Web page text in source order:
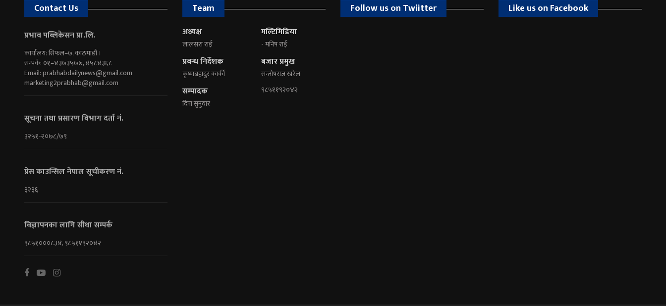
Contact Us
प्रभाव पब्लिकेसन प्रा.लि.
कार्यालय: सिफल–७, काठमाडौं ।
सम्पर्क: ०१–४३७३५७७, ४५८४३६८
Email:prabhabdailynews@gmail.com
marketing2prabhab@gmail.com
सूचना तथा प्रसारण विभाग दर्ता नं.
३२५१-२०७८/७९
प्रेस काउन्सिल नेपाल सूचीकरण नं.
३२३६
विज्ञापनका लागि सीधा सम्पर्क
९८५१०००८३४, ९८५११९२०४२
Team
अध्यक्ष
लालसरा राई
प्रबन्ध निर्देशक
कृष्णबहादुर कार्की
सम्पादक
दिपा सुनुवार
मल्टिमिडिया
- मनिष राई
बजार प्रमुख
सन्तोषराज खरेल
९८५११९२०४२
Follow us on Twiitter Like us on Facebook